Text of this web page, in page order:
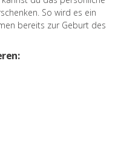
So wird es ein
bereits zur Geburt des